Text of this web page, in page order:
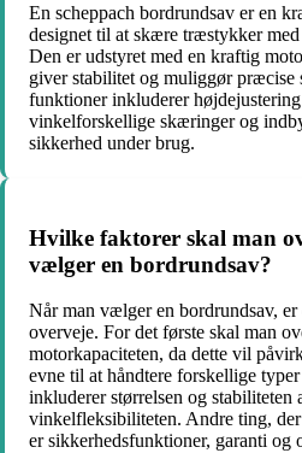
En scheppach bordrundsav er en
designet til at skære træstykker
Den er udstyret med en kraftig
giver stabilitet og muliggør præcise
funktioner inkluderer
vinkelforskellige skæringer og
sikkerhed under brug.
Hvilke faktorer skal man
vælger en bordrundsav?
Når man vælger en bordrundsav,
overveje. For det første skal man
motorkapaciteten, da dette vil
evne til at håndtere forskellige
inkluderer størrelsen og stabiliteten
vinkelfleksibiliteten. Andre ting,
er sikkerhedsfunktioner, garanti og